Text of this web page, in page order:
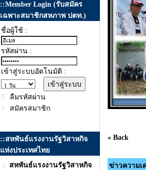
::Member Login (รับสมัคร
เฉพาะสมาชิกสหภาพ ปตท.)
ชื่อผู้ใช้ :
รหัสผ่าน :
เข้าสู่ระบบอัตโนมัติ :
ลืมรหัสผ่าน
สมัครสมาชิก
::สหพันธ์แรงงานรัฐวิสาหกิจ
แห่งประเทศไทย
สหพันธ์แรงงานรัฐวิสาหกิจ
« Back
ข่าวความเ